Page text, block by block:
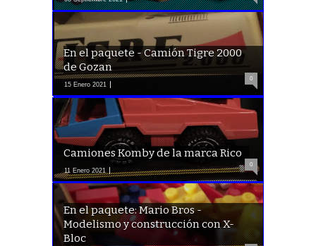
En el paquete - Camión Tigre 2000
de Gozan
15 Enero 2021
0
Camiones Komby de la marca Rico
11 Enero 2021
0
En el paquete: Mario Bros -
Modelismo y construcción con X-
Bloc